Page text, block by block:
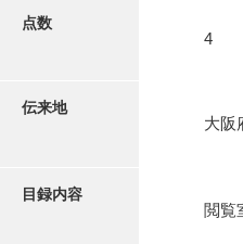
点数
4
伝来地
大阪
目録内容
閲覧